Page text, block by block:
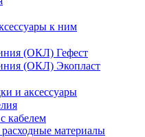
к ним
(ОКЛ) Гефест
(ОКЛ) Экопласт
и аксессуары
кабелем
материалы